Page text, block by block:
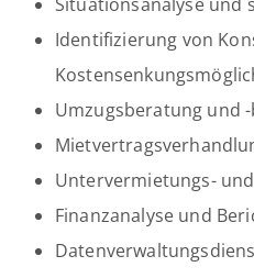
Identifizierung von
Umzugsberatung und
Untervermietungs-
Finanzanalyse und